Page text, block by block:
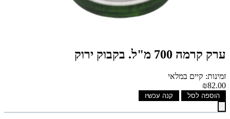
ערק קרמה 700 מ"ל. בקבוק ירוק
זמינות: קיים במלאי
₪82.00
הוספה לסל קנה עכשיו